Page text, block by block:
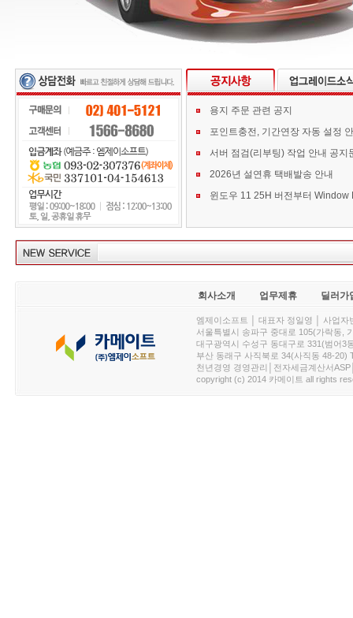
용지 주문 관련 공지
포인트충전, 기간연장 자동 설정
서버 점검(리부팅) 작업 안내 공지
2026년 설연휴 택배발송 안내
회사소개 업무제휴 딜러가
엠제이소프트 │ 대표자 정일영 │ 사업
서울특별시 송파구 중대로 105(가락동,
대구광역시 수성구 동대구로 331(범어3
부산 동래구 사직북로 34(사직동 48-20)
천년경영 경영관리│전자세금계산서
copyright (c) 2014 카메이트 all rights